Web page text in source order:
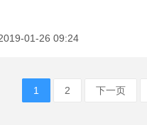
01-26 09:24
1 2 下一页